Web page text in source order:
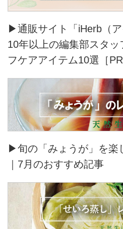
▶通販サイト「iHerb（
10年以上の編集部スタ
フケアアイテム10選［PR
▶旬の「みょうが」を楽
｜7月のおすすめ記事